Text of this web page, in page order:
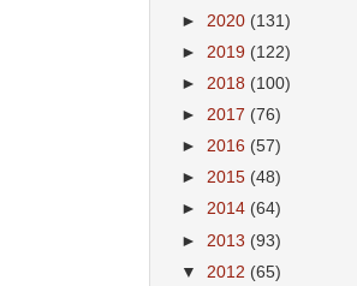
► 2020 (131)
► 2019 (122)
► 2018 (100)
► 2017 (76)
► 2016 (57)
► 2015 (48)
► 2014 (64)
► 2013 (93)
▼ 2012 (65)